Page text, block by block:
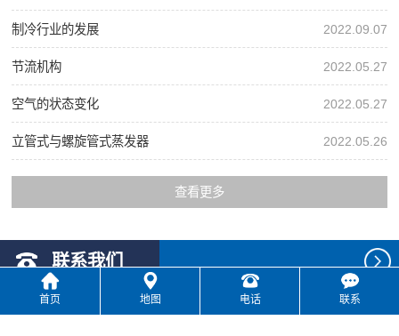
制冷行业的发展 2022.09.07
节流机构 2022.05.27
空气的状态变化 2022.05.27
立管式与螺旋管式蒸发器 2022.05.26
查看更多
联系我们
公司名称: 青岛巨维电器有限公司
首页 地图 电话 联系